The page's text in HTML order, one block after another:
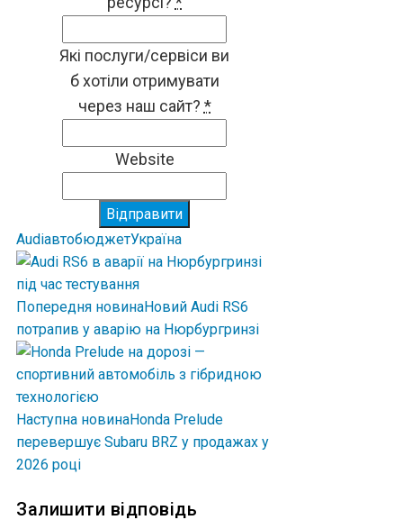
Які послуги/сервіси ви
б хотіли отримувати
через наш сайт? *
Website
Відправити
AudiавтобюджетУкраїна
Попередня новинаНовий Audi RS6
потрапив у аварію на Нюрбургринзі
Наступна новинаHonda Prelude
перевершує Subaru BRZ у продажах у
2026 році
Залишити відповідь